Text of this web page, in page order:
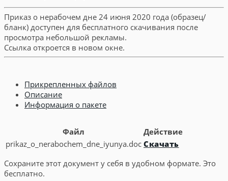
Приказ о нерабочем дне 24 июня 2020 года (образец/
бланк) доступен для бесплатного скачивания после
просмотра небольшой рекламы.
Ссылка откроется в новом окне.
Прикрепленных файлов
Описание
Информация о пакете
Файл
Действие
prikaz_o_nerabochem_dne_iyunya.doc Скачать
Сохраните этот документ у себя в удобном формате. Это
бесплатно.